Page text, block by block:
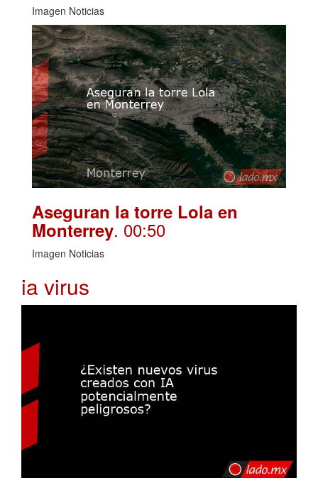
Imagen Noticias
Aseguran la torre Lola en
Monterrey. 00:50
Imagen Noticias
ia virus